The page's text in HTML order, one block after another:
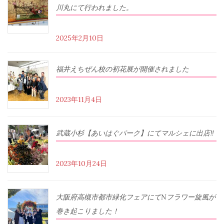
川丸にて行われました。
2025年2月10日
福井えちぜん校の初花展が開催されました
2023年11月4日
武蔵小杉【あいはぐパーク】にてマルシェに出店‼︎
2023年10月24日
大阪府高槻市都市緑化フェアにてNフラワー旋風が
巻き起こりました！